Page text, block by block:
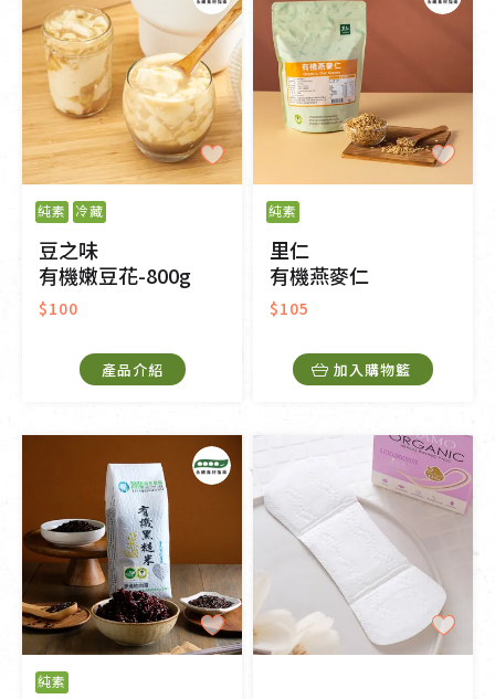
純素 冷藏
豆之味
有機嫩豆花-800g
$100
產品介紹
純素
里仁
有機燕麥仁
$105
加入購物籃
純素